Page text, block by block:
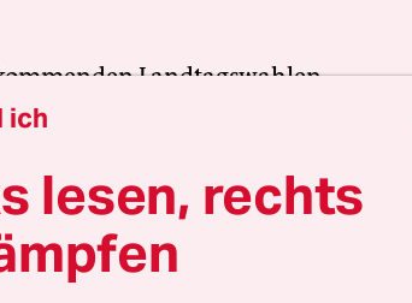
Landtagswahlen
geworden sind.
für eine starke
deshalb mit "Alles
bundesweit linke,
Fonds für deren
ich
lesen, rechts